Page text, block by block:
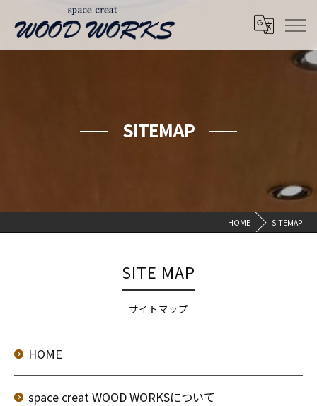
SITEMAP
HOME SITEMAP
サイトマップ
SITE MAP
HOME
space creat WOOD WORKSについて